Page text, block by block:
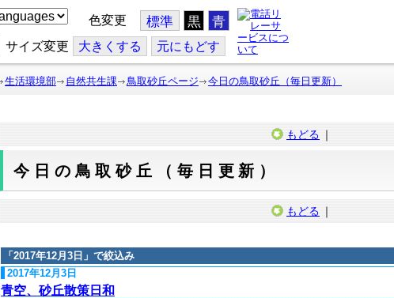
色変更 標準 黒 青
サイズ変更 大きくする 元にもどす
生活環境部 自然共生課 鳥取砂丘ページ 今日の鳥取砂丘（毎日更新）
もどる ｜
今日の鳥取砂丘（毎日更新）
もどる ｜
「 2017年12月3日 」で絞込み
2017年12月3日
青空、砂丘散策日和